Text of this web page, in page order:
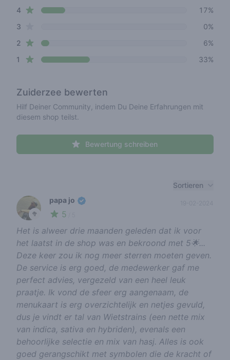
4star reviews
17%
3
0%
2 star reviews
6%
1 star reviews 33%
Zuiderzee bewerten
Hilf Deiner Community, indem Du Deine Erfahrungen mit
diesem shop teilst.
Bewertung schreiben
Sortieren
🥦
papa jo
5
Het is alweer drie maanden geleden dat ik voor
het laatst in de shop was en bekroond met 5🌟...
Deze keer zou ik nog meer sterren moeten geven.
De service is erg goed, de medewerker gaf me
perfect advies, vergezeld van een heel leuk
praatje. Ik vond de sfeer erg aangenaam, de
menukaart is erg overzichtelijk en netjes gevuld,
dus je vindt er tal van Wietstrains (een nette mix
van indica, sativa en hybriden), evenals een
behoorlijke selectie en mix van hasj. Alles is ook
goed gerangschikt met symbolen die de kracht of